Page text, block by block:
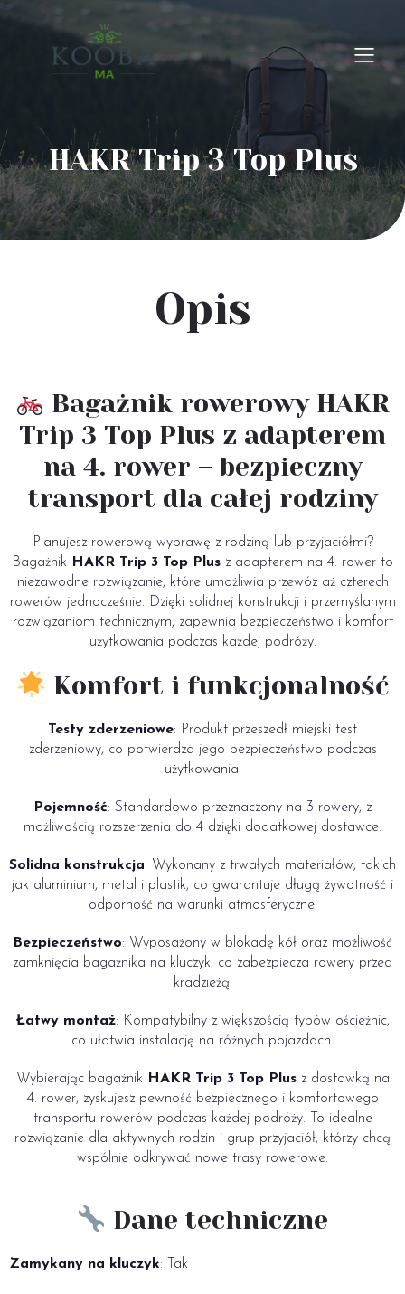
HAKR Trip 3 Top Plus
Opis
Bagażnik rowerowy HAKR
Trip 3 Top Plus z adapterem
na 4. rower – bezpieczny
transport dla całej rodziny
Planujesz rowerową wyprawę z rodziną lub przyjaciółmi?
Bagażnik
HAKR Trip 3 Top Plus z adapterem na 4. rower to
niezawodne rozwiązanie, które umożliwia przewóz aż czterech
rowerów jednocześnie. Dzięki solidnej konstrukcji i przemyślanym
rozwiązaniom technicznym, zapewnia bezpieczeństwo i komfort
użytkowania podczas każdej podróży.
Komfort i funkcjonalność
Testy zderzeniowe: Produkt przeszedł miejski test
zderzeniowy, co potwierdza jego bezpieczeństwo podczas
użytkowania.
Pojemność: Standardowo przeznaczony na 3 rowery, z
możliwością rozszerzenia do 4 dzięki dodatkowej dostawce.
Solidna konstrukcja: Wykonany z trwałych materiałów, takich
jak aluminium, metal i plastik, co gwarantuje długą żywotność i
odporność na warunki atmosferyczne.
Bezpieczeństwo: Wyposażony w blokadę kół oraz możliwość
zamknięcia bagażnika na kluczyk, co zabezpiecza rowery przed
kradzieżą.
Łatwy montaż: Kompatybilny z większością typów ościeżnic,
co ułatwia instalację na różnych pojazdach.
Wybierając bagażnik HAKR Trip 3 Top Plusz dostawką na
4. rower, zyskujesz pewność bezpiecznego i komfortowego
transportu rowerów podczas każdej podróży. To idealne
rozwiązanie dla aktywnych rodzin i grup przyjaciół, którzy chcą
wspólnie odkrywać nowe trasy rowerowe.
Dane techniczne
Zamykany na kluczyk: Tak